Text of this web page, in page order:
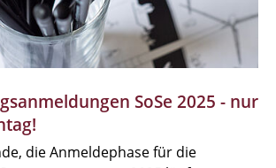
SoSe 2025 - nur
die Anmeldephase für die